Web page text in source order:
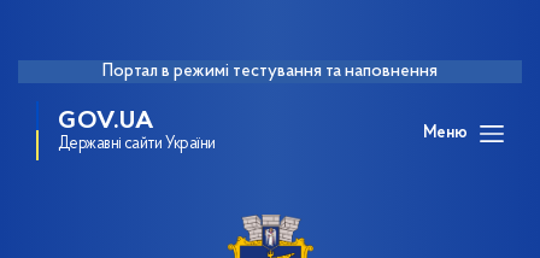
Портал в режимі тестування та наповнення
GOV.UA
Державні сайти України
Меню